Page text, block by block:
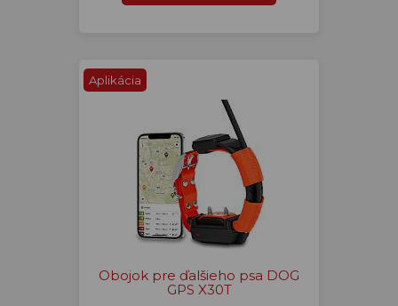
Aplikácia
Obojok pre ďalšieho psa DOG
GPS X30T